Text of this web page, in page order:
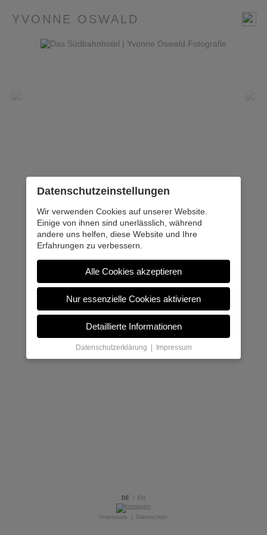
YVONNE OSWALD
DE EN
Impressum Datenschutz
Datenschutz­einstellungen
Wir verwenden Cookies auf unserer Website.
Einige von ihnen sind unerlässlich, während
andere uns helfen, diese Website und Ihre
Erfahrungen zu verbessern.
Alle Cookies akzeptieren
Nur essenzielle Cookies aktivieren
Detaillierte Informationen
Datenschutzerklärung | Impressum